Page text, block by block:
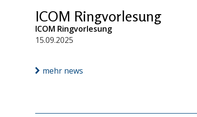
ICOM Ringvorlesung
ICOM Ringvorlesung
15.09.2025
mehr news